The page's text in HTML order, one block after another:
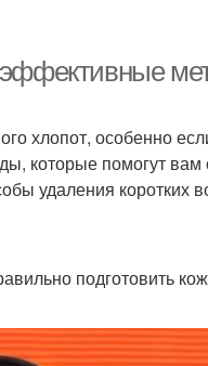
хлопот, особенно
которые помогут
удаления коротких
подготовить